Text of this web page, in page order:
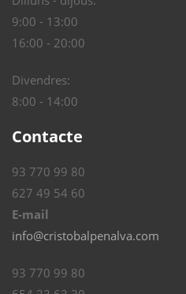
9:00 - 13:00
16:00 - 20:00
Divendres:
8:00 - 14:00
Contacte
93 770 99 80
627 49 54 60
E-mail
info@cristobalpenalva.com
93 770 99 80